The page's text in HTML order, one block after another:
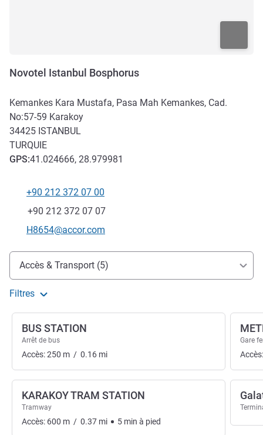
Novotel Istanbul Bosphorus
Kemankes Kara Mustafa, Pasa Mah Kemankes, Cad.
No:57-59 Karakoy
34425 ISTANBUL
TURQUIE
GPS:41.024666, 28.979981
Téléphone
+90 212 372 07 00
Fax
+90 212 372 07 07
Email de contact
H8654@accor.com
Accès et transports
Accès & Transport (5)
Filtres
BUS STATION
Arrêt de bus
Accès:250 m / 0.16 mi
KARAKOY TRAM STATION
Tramway
Accès: 600 m / 0.37 mi 5 min à pied
Gare